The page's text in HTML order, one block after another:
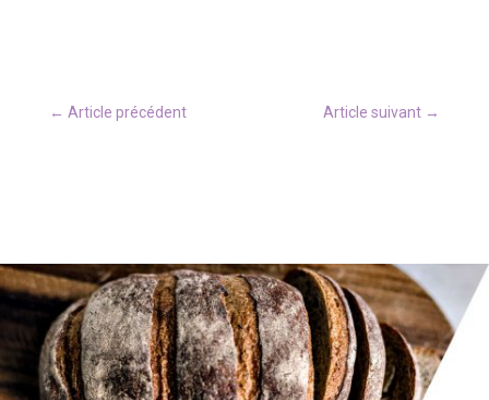
← Article précédent Article suivant →